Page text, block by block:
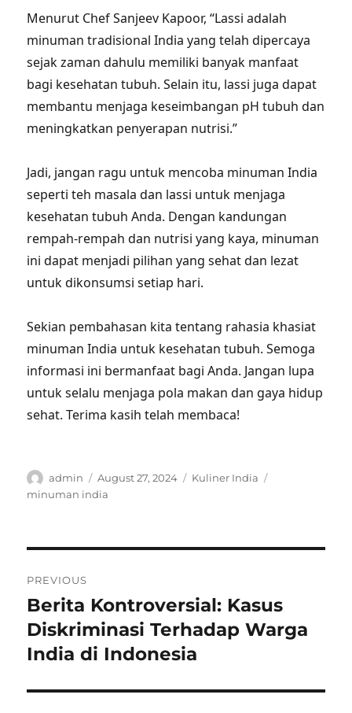
Menurut Chef Sanjeev Kapoor, “Lassi adalah
minuman tradisional India yang telah dipercaya
sejak zaman dahulu memiliki banyak manfaat
bagi kesehatan tubuh. Selain itu, lassi juga dapat
membantu menjaga keseimbangan pH tubuh dan
meningkatkan penyerapan nutrisi.”
Jadi, jangan ragu untuk mencoba minuman India
seperti teh masala dan lassi untuk menjaga
kesehatan tubuh Anda. Dengan kandungan
rempah-rempah dan nutrisi yang kaya, minuman
ini dapat menjadi pilihan yang sehat dan lezat
untuk dikonsumsi setiap hari.
Sekian pembahasan kita tentang rahasia khasiat
minuman India untuk kesehatan tubuh. Semoga
informasi ini bermanfaat bagi Anda. Jangan lupa
untuk selalu menjaga pola makan dan gaya hidup
sehat. Terima kasih telah membaca!
Author
admin
Posted
on
August 27, 2024 Categories
Kuliner India
minuman india
navigation
PREVIOUS
Previous
post:
Berita Kontroversial: Kasus
Diskriminasi Terhadap Warga
India di Indonesia